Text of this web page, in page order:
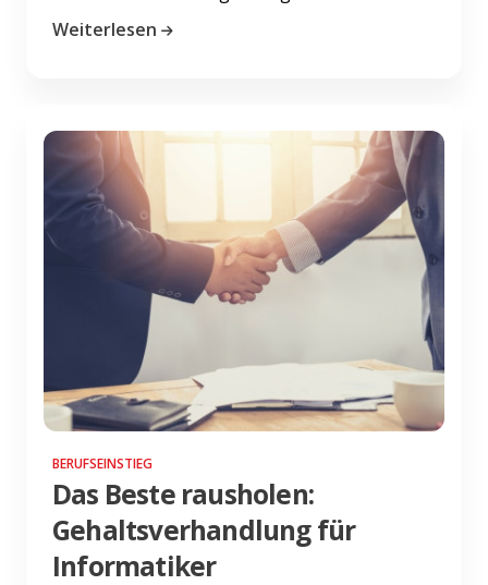
Weiterlesen
BERUFSEINSTIEG
Das Beste rausholen:
Gehaltsverhandlung für
Informatiker